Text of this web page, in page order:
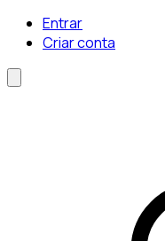
Entrar
Criar conta